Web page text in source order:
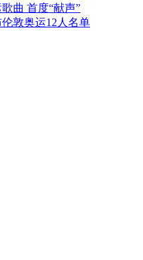
痛下狠手拳打脚踢
曲 首度“献声”
敦奥运12人名单